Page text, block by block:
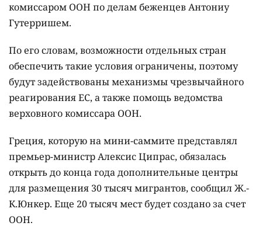
комиссаром ООН по делам беженцев Антониу
Гутерришем.
По его словам, возможности отдельных стран
обеспечить такие условия ограничены, поэтому
будут задействованы механизмы чрезвычайного
реагирования ЕС, а также помощь ведомства
верховного комиссара ООН.
Греция, которую на мини-саммите представлял
премьер-министр Алексис Ципрас, обязалась
открыть до конца года дополнительные центры
для размещения 30 тысяч мигрантов, сообщил Ж.-
К.Юнкер. Еще 20 тысяч мест будет создано за счет
ООН.